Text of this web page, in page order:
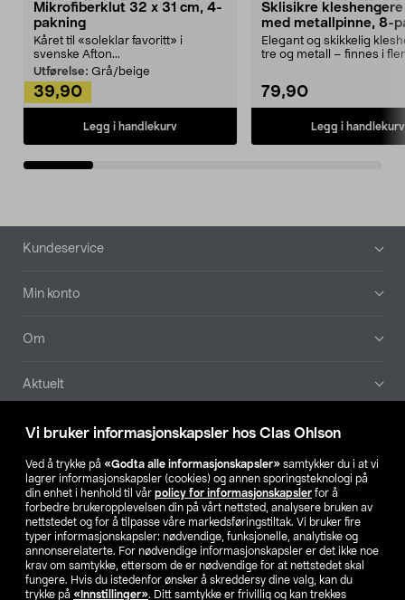
Vi bruker informasjonskapsler hos Clas Ohlson
Ved å trykke på «Godta alle informasjonskapsler» samtykker du i at vi
lagrer informasjonskapsler (cookies) og annen sporingsteknologi på
din enhet i henhold til vår policy for informasjonskapsler for å
forbedre brukeropplevelsen din på vårt nettsted, analysere bruken av
nettstedet og for å tilpasse våre markedsføringstiltak. Vi bruker fire
typer informasjonskapsler: nødvendige, funksjonelle, analytiske og
annonserelaterte. For nødvendige informasjonskapsler er det ikke noe
krav om samtykke, ettersom de er nødvendige for at nettstedet skal
fungere. Hvis du istedenfor ønsker å skreddersy dine valg, kan du
trykke på «Innstillinger». Ditt samtykke er frivillig og kan trekkes
Mikrofiberklut 32 x 31 cm, 4-
pakning
Kåret til «soleklar favoritt» i
svenske Afton...
Utførelse: Grå/beige
39,90
Legg i handlekurv
Sklisikre
med metallpinne, 8-
Elegant og skikkelig
tre og metall – finnes i
79,90
Legg i handlekurv
Bunntekst
Kundeservice
Min konto
Om
Aktuelt
Våre selskaper
Finn din butikk
SE NO FI